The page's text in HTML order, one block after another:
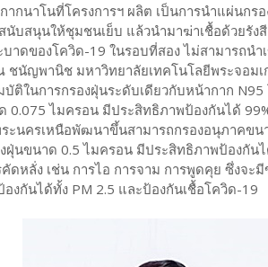
กนาโนที่โครงการฯ ผลิต เป็นการนำแผ่นกร
นับสนุนให้ชุมชนเย็บ แล้วนำมาฆ่าเชื้อด้วยรัง
บาดของโควิด-19 ในรอบที่สอง ไม่สามารถนำ
ชนัญพานิช มหาวิทยาลัยเทคโนโลยีพระจอม
ติในการกรองฝุ่นระดับเดียวกับหน้ากาก
0.075 ไมครอน มีประสิทธิภาพป้องกันได้
ระนครเหนือพัฒนาขึ้นสามารถกรองอนุภาคข
งฝุ่นขนาด 0.5 ไมครอน มีประสิทธิภาพป้องกั
คัดหลั่ง เช่น การไอ การจาม การพูดคุย ซึ่งจ
งกันได้ทั้ง PM 2.5 และป้องกันเชื้อโควิด-19